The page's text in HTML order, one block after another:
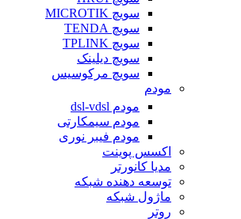
سویچ MICROTIK
سویچ TENDA
سویچ TPLINK
سویچ دیلینک
سویچ مرکوسیس
مودم
مودم dsl-vdsl
مودم سیمکارتی
مودم فیبر نوری
اکسس پوینت
مدیا کانورتر
توسعه دهنده شبکه
ماژول شبکه
روتر